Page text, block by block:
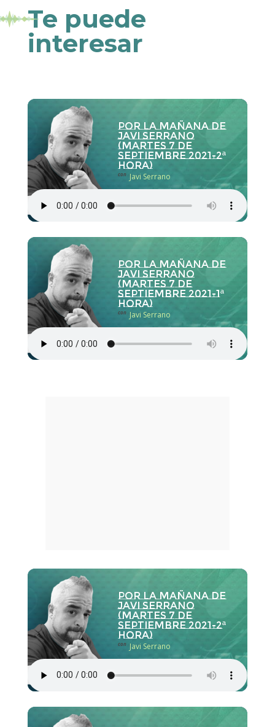
Te puede
interesar
Por la Mañana de
Javi Serrano
(martes 7 de
septiembre 2021-2ª
hora)
con Javi Serrano
Por la Mañana de
Javi Serrano
(martes 7 de
septiembre 2021-1ª
hora)
con Javi Serrano
Por la Mañana de
Javi Serrano
(martes 7 de
septiembre 2021-2ª
hora)
con Javi Serrano